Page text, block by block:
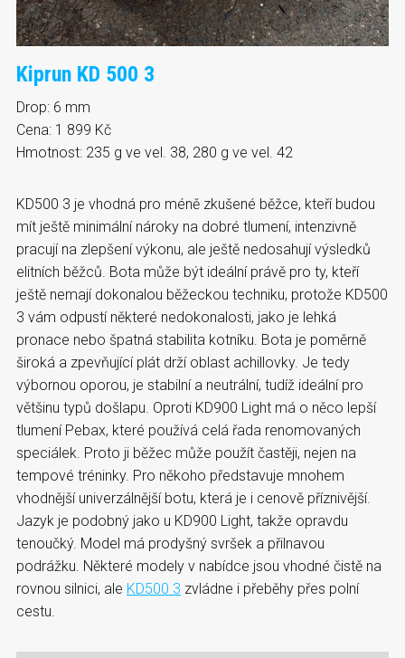
Kiprun KD 500 3
Drop: 6 mm
Cena: 1 899 Kč
Hmotnost: 235 g ve vel. 38, 280 g ve vel. 42
KD500 3 je vhodná pro méně zkušené běžce, kteří budou
mít ještě minimální nároky na dobré tlumení, intenzivně
pracují na zlepšení výkonu, ale ještě nedosahují výsledků
elitních běžců. Bota může být ideální právě pro ty, kteří
ještě nemají dokonalou běžeckou techniku, protože KD500
3 vám odpustí některé nedokonalosti, jako je lehká
pronace nebo špatná stabilita kotníku. Bota je poměrně
široká a zpevňující plát drží oblast achillovky. Je tedy
výbornou oporou, je stabilní a neutrální, tudíž ideální pro
většinu typů došlapu. Oproti KD900 Light má o něco lepší
tlumení Pebax, které používá celá řada renomovaných
speciálek. Proto ji běžec může použít častěji, nejen na
tempové tréninky. Pro někoho představuje mnohem
vhodnější univerzálnější botu, která je i cenově příznivější.
Jazyk je podobný jako u KD900 Light, takže opravdu
tenoučký. Model má prodyšný svršek a přilnavou
podrážku. Některé modely v nabídce jsou vhodné čistě na
rovnou silnici, ale KD500 3 zvládne i přeběhy přes polní
cestu.